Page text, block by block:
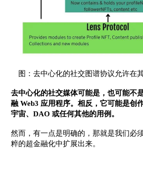
图：去中心化的社交图谱协议允许在
去中心化的社交媒体可能是，也可能不
融 Web3 应用程序。相反，它可能是创
宇宙、DAO 或任何其他的用例。
然而，有一点是明确的，那就是我们必
粹的超金融化中扩展出来。